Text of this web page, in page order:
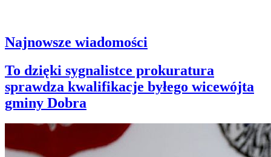
Najnowsze wiadomości
To dzięki sygnalistce prokuratura
sprawdza kwalifikacje byłego wicewójta
gminy Dobra